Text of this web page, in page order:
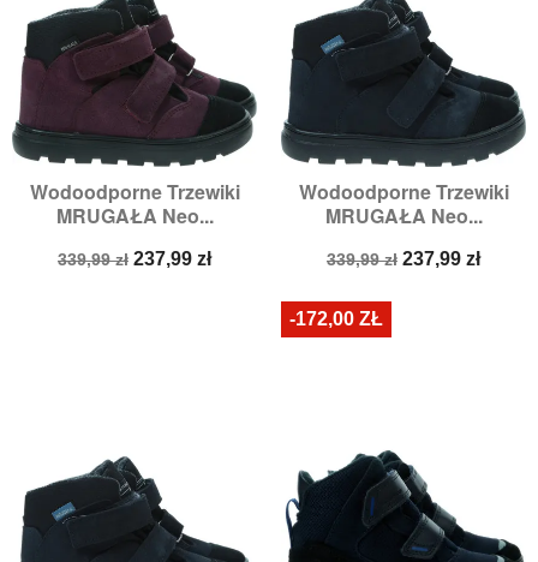
Wodoodporne Trzewiki
MRUGAŁA Neo...
Cena
339,99 zł Cena
237,99 zł
Wodoodporne Trzewiki
MRUGAŁA Neo...
Cena
339,99 zł Cena
237,99 zł
-172,00 ZŁ